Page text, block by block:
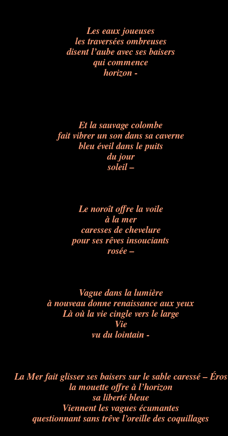
Les eaux joueuses
les traversées ombreuses
disent l’aube avec ses baisers
qui commence
horizon -
Et la sauvage colombe
fait vibrer un son dans sa caverne
bleu éveil dans le puits
du jour
soleil –
Le noroît offre la voile
à la mer
caresses de chevelure
pour ses rêves insouciants
rosée –
Vague dans la lumière
à nouveau donne renaissance aux yeux
Là où la vie cingle vers le large
Vie
vu du lointain -
La Mer fait glisser ses baisers sur le sable caressé – Éros
la mouette offre à l’horizon
sa liberté bleue
Viennent les vagues écumantes
questionnant sans trêve l’oreille des coquillages